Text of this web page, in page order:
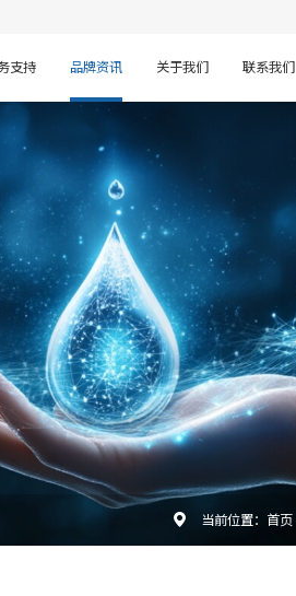
支持 品牌资讯 关于我们 联系我们
 当前位置： 首页